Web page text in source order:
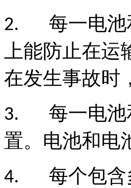
2.
每一电
上能防止在
在发生事故时
3.
每一电
置。电池和电
4.
每个包